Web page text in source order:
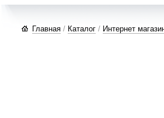
Главная / Каталог / Интернет